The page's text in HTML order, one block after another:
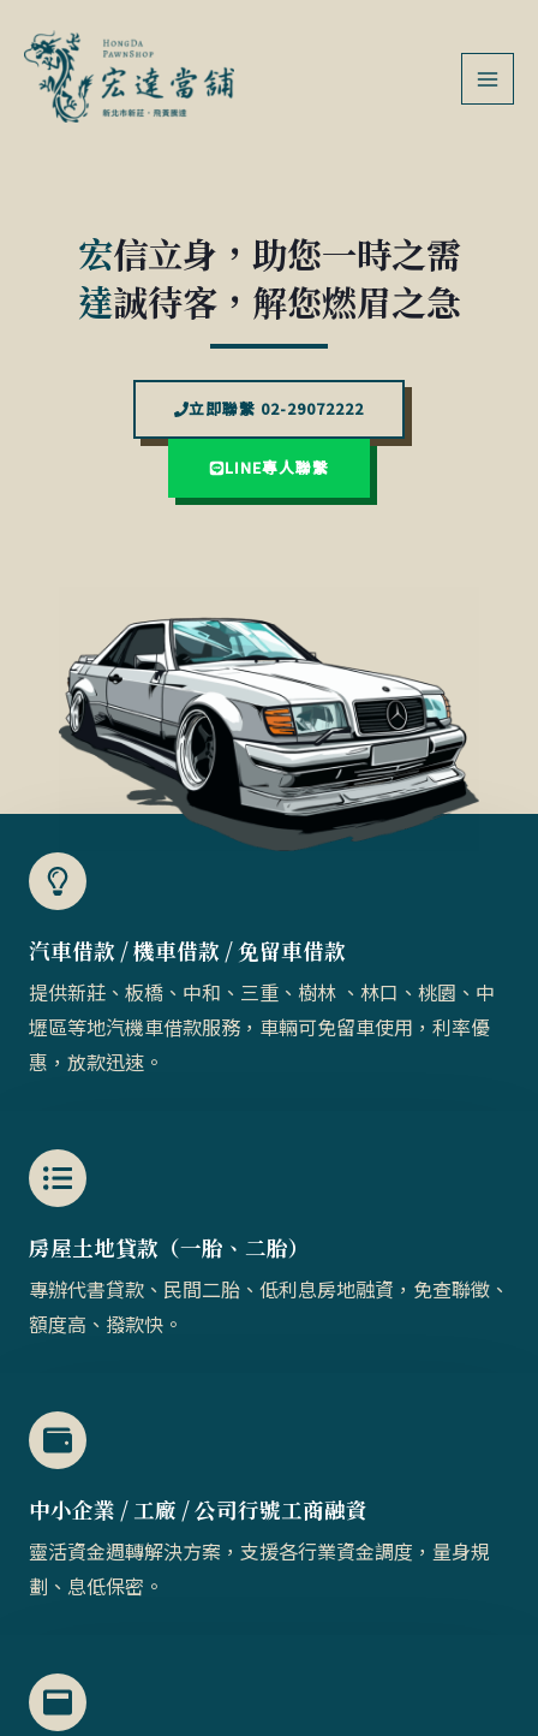
宏信立身，助您一時之需
達誠待客，解您燃眉之急
立即聯繫 02-29072222
LINE專人聯繫
汽車借款 / 機車借款 / 免留車借款​
提供新莊、板橋、中和、三重、樹林 、林口、桃園、中
壢區等地汽機車借款服務，車輛可免留車使用，利率優
惠，放款迅速。
房屋土地貸款（一胎、二胎）​​
專辦代書貸款、民間二胎、低利息房地融資，免查聯徵、
額度高、撥款快。
中小企業 / 工廠 / 公司行號工商融資
靈活資金週轉解決方案，支援各行業資金調度，量身規
劃、息低保密。